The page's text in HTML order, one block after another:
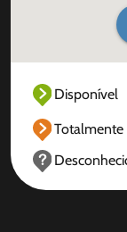
Disponível
Totalmente